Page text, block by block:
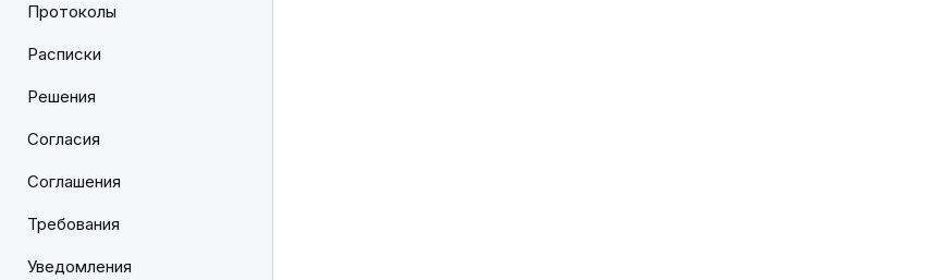
Протоколы
Расписки
Решения
Согласия
Соглашения
Требования
Уведомления